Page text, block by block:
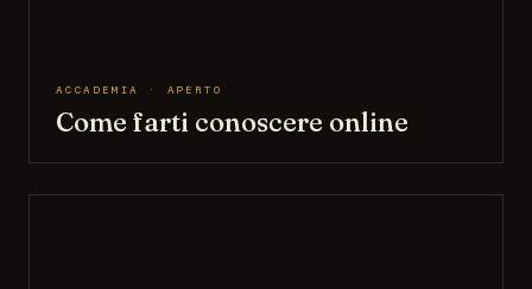
ACCADEMIA · APERTO
Come farti conoscere online